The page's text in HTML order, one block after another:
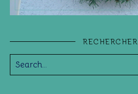
RECHERCHER